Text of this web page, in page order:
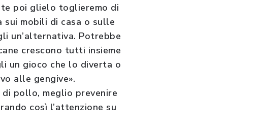
poi glielo toglieremo di
sui mobili di casa o sulle
un’alternativa. Potrebbe
crescono tutti insieme
un gioco che lo diverta o
alle gengive».
pollo, meglio prevenire
così l’attenzione su